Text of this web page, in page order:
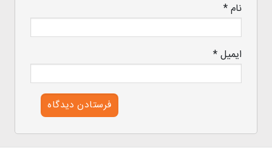
نام*
ایمیل*